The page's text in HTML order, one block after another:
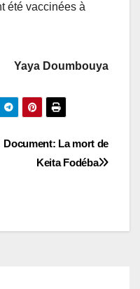
été vaccinées à
Yaya Doumbouya
Document: La mort de
Keita Fodéba